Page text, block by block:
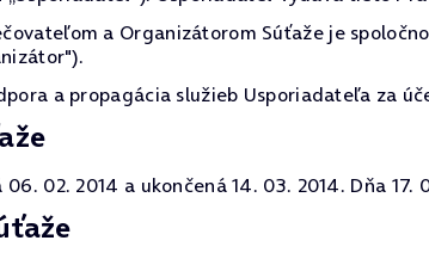
a Organizátorom Súťaže je
a propagácia služieb Usporiadateľa za
02. 2014 a ukončená 14. 03. 2014. Dňa